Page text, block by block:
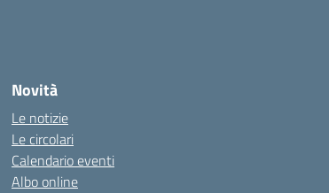
Novità
Le notizie
Le circolari
Calendario eventi
Albo online